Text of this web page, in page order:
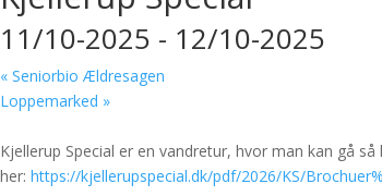
11/10-2025 - 12/10-2025
« Seniorbio Ældresagen
Loppemarked »
Kjellerup Special er en vandretur, hvor man kan gå
her: https://kjellerupspecial.dk/pdf/2026/KS/